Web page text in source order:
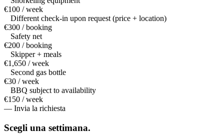
€100 / week
Different check-in upon request (price + location)
€300 / booking
Safety net
€200 / booking
Skipper + meals
€1,650 / week
Second gas bottle
€30 / week
BBQ subject to availability
€150 / week
— Invia la richiesta
Scegli una settimana.